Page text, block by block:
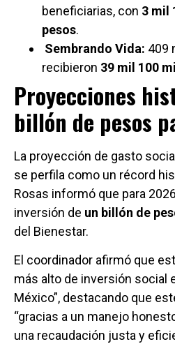
beneficiarias, con 3 mil
pesos.
Sembrando Vida: 409
recibieron 39 mil 100
Proyecciones
billón de pesos
La proyección de gasto
se perfila como un récord
Rosas informó que para
inversión de un billón de
del Bienestar.
El coordinador afirmó que
más alto de inversión social
México”, destacando que
“gracias a un manejo
una recaudación justa y